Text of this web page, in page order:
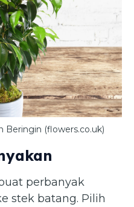
Beringin (flowers.co.uk)
perbanyak
stek batang. Pilih